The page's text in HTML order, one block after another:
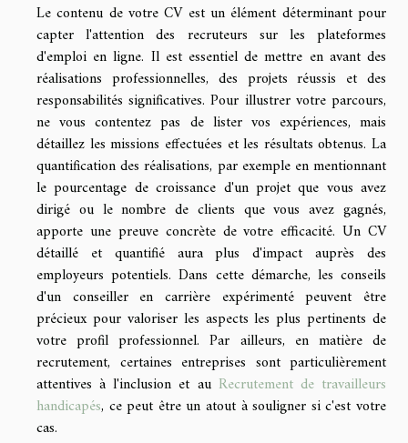
Le contenu de votre CV est un élément déterminant pour
capter l'attention des recruteurs sur les plateformes
d'emploi en ligne. Il est essentiel de mettre en avant des
réalisations professionnelles, des projets réussis et des
responsabilités significatives. Pour illustrer votre parcours,
ne vous contentez pas de lister vos expériences, mais
détaillez les missions effectuées et les résultats obtenus. La
quantification des réalisations, par exemple en mentionnant
le pourcentage de croissance d'un projet que vous avez
dirigé ou le nombre de clients que vous avez gagnés,
apporte une preuve concrète de votre efficacité. Un CV
détaillé et quantifié aura plus d'impact auprès des
employeurs potentiels. Dans cette démarche, les conseils
d'un conseiller en carrière expérimenté peuvent être
précieux pour valoriser les aspects les plus pertinents de
votre profil professionnel. Par ailleurs, en matière de
recrutement, certaines entreprises sont particulièrement
attentives à l'inclusion et au Recrutement de travailleurs
handicapés, ce peut être un atout à souligner si c'est votre
cas.